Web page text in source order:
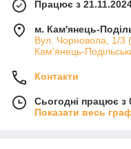
Працює з
м. Кам'янець-
Вул. Чорновола, 1/3
Кам'янець-
Контакти
Сьогодні працює з
Показати весь